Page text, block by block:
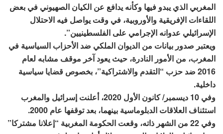
المغربي الذي يبدو فيها وكأنه يدافع عن الكيان الصهيوني في بعض
اللقاءات الإفريقية والأوروبية، في وقت يواصل فيه الاحتلال
الإسرائيلي عدوانه الإجرامي على الفلسطينيين”.
ويعتبر صدور بيانات من الديوان الملكي ضد الأحزاب السياسية في
المغرب، من الأمور النادرة، حيث يعود آخر موقف مشابه لعام
2016 ضد حزب “التقدم والاشتراكية”، بخصوص قضايا سياسية
داخلية.
وفي 10 ديسمبر/ كانون الأول 2020، أعلنت إسرائيل والمغرب
استئناف العلاقات الدبلوماسية بينهما، بعد توقفها عام 2000.
وفي 22 من الشهر ذاته، وقعت الحكومة المغربية “إعلانا مشتركا”